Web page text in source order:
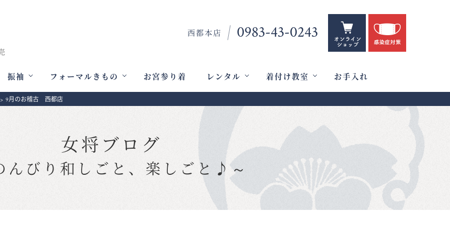
西都本店 0983-43-0243
振袖 フォーマルきもの お宮参り着 レンタル 着付け教室 お手入れ
> 9月のお稽古 西都店
女将ブログ
んびり和しごと、楽しごと♪～